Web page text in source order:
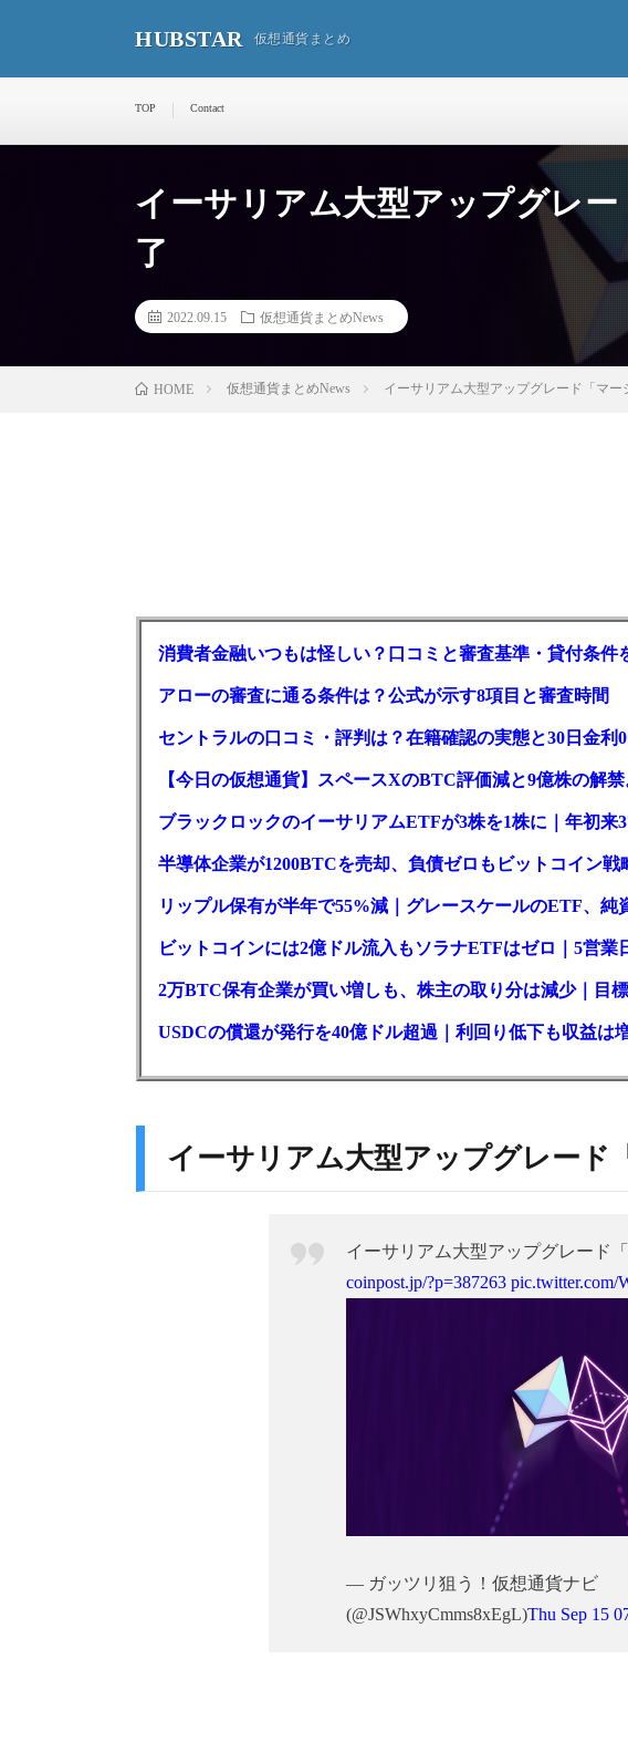
HUBSTAR 仮想通貨まとめ
TOP Contact
イーサリアム大型アップグレ
了
2022.09.15 仮想通貨まとめNews
HOME 仮想通貨まとめNews イーサリアム大型アップグレード「マー
消費者金融いつもは怪しい？口コミと審査基準・貸付条件
アローの審査に通る条件は？公式が示す8項目と審査時間
セントラルの口コミ・評判は？在籍確認の実態と30日金利
【今日の仮想通貨】スペースXのBTC評価減と9億株の解
ブラックロックのイーサリアムETFが3株を1株に｜年初来
半導体企業が1200BTCを売却、負債ゼロもビットコイン戦
リップル保有が半年で55%減｜グレースケールのETF、純
ビットコインには2億ドル流入もソラナETFはゼロ｜5営業
2万BTC保有企業が買い増しも、株主の取り分は減少｜目
USDCの償還が発行を40億ドル超過｜利回り低下も収益は
イーサリアム大型アップグレード
イーサリアム大型アップグレード
coinpost.jp/?p=387263
— ガッツリ狙う！仮想通貨ナビ
(@JSWhxyCmms8xEgL)Thu Sep 15